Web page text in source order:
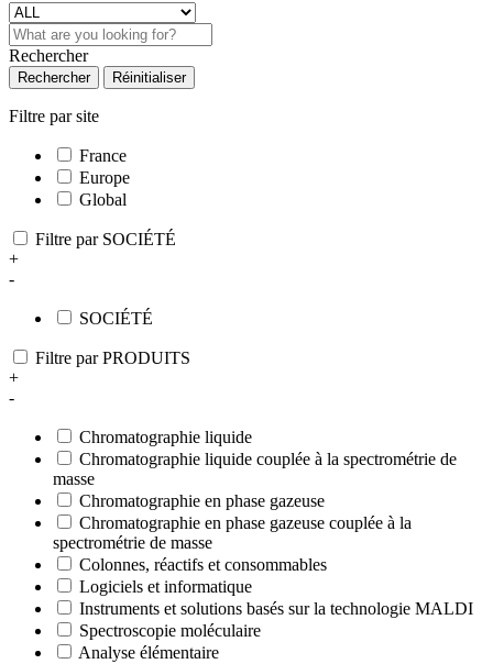
Rechercher
Rechercher Réinitialiser
Filtre par site
France
Europe
Global
Filtre par SOCIÉTÉ
+
-
SOCIÉTÉ
Filtre par PRODUITS
+
-
Chromatographie liquide
Chromatographie liquide couplée à la spectrométrie de
masse
Chromatographie en phase gazeuse
Chromatographie en phase gazeuse couplée à la
spectrométrie de masse
Colonnes, réactifs et consommables
Logiciels et informatique
Instruments et solutions basés sur la technologie MALDI
Spectroscopie moléculaire
Analyse élémentaire